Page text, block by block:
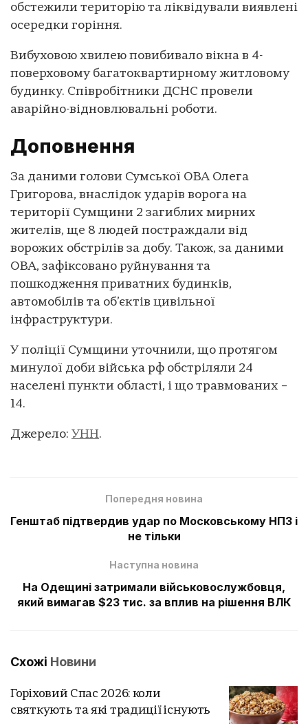
обстежили територію та ліквідували виявлені
осередки горіння.
Вибуховою хвилею повибивало вікна в 4-
поверховому багатоквартирному житловому
будинку. Співробітники ДСНС провели
аварійно-відновлювальні роботи.
Доповнення
За даними голови Сумської ОВА Олега
Григорова, внаслідок ударів ворога на
території Сумщини 2 загиблих мирних
жителів, ще 8 людей постраждали від
ворожих обстрілів за добу. Також, за даними
ОВА, зафіксовано руйнування та
пошкодження приватних будинків,
автомобілів та об’єктів цивільної
інфраструктури.
У поліції Сумщини уточнили, що протягом
минулої доби війська рф обстріляли 24
населені пункти області, і що травмованих –
14.
Джерело: УНН.
Попередня новина
Генштаб підтвердив удар по Московському НПЗ і
не тільки
Наступна новина
На Одещині затримали військовослужбовця,
який вимагав $23 тис. за вплив на рішення ВЛК
Схожі Новини
Горіховий Спас 2026: коли
святкують та які традиції існують